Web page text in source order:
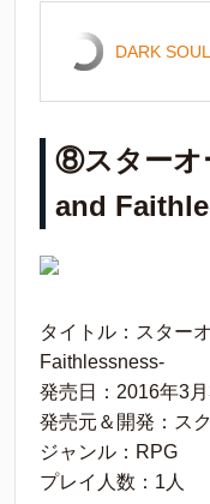
DARK
⑧スターオ
and
タイトル：スター
Faithlessness-
発売日：2016年3月
発売元＆開発：ス
ジャンル：RPG
プレイ人数：1人